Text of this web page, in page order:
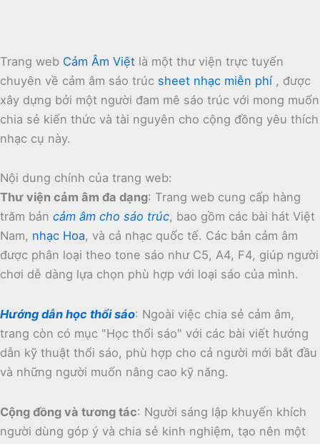
Trang web Cảm Âm Việt là một thư viện trực tuyến
chuyên về cảm âm sáo trúc sheet nhạc miễn phí , được
xây dựng bởi một người đam mê sáo trúc với mong muốn
chia sẻ kiến thức và tài nguyên cho cộng đồng yêu thích
nhạc cụ này.
Nội dung chính của trang web:
Thư viện cảm âm đa dạng: Trang web cung cấp hàng
trăm bản cảm âm cho sáo trúc, bao gồm các bài hát Việt
Nam, nhạc Hoa, và cả nhạc quốc tế. Các bản cảm âm
được phân loại theo tone sáo như C5, A4, F4, giúp người
chơi dễ dàng lựa chọn phù hợp với loại sáo của mình.
Hướng dẫn học thổi sáo: Ngoài việc chia sẻ cảm âm,
trang còn có mục "Học thổi sáo" với các bài viết hướng
dẫn kỹ thuật thổi sáo, phù hợp cho cả người mới bắt đầu
và những người muốn nâng cao kỹ năng.
Cộng đồng và tương tác: Người sáng lập khuyến khích
người dùng góp ý và chia sẻ kinh nghiệm, tạo nên một